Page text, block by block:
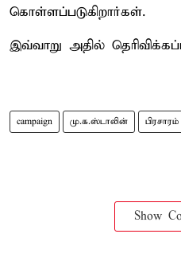
கொள்ளப்படுகிறார்கள்.
இவ்வாறு அதில்
campaign மு.க.ஸ்டாலின் பிரசாரம்
Show